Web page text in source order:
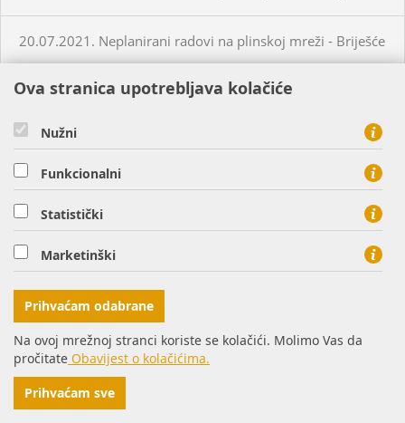
20.07.2021. Neplanirani radovi na plinskoj mreži - Briješće
21.07.2021. Planirani radovi na plinskoj mreži - Osijek
22.07.2021. Planirani radovi na plinskoj mreži - Virovitica
22.07.2021. Planirani radovi na plinskoj mreži - Osijek
22.07.2021. Neplanirani radovi na plinskoj mreži -
Turanovac
26.07.2021. Planirani radovi na plinskoj mreži - Donji
Miholjac
27.07.2021. Planirani radovi na plinskoj mreži - Višnjevac
Ova stranica upotrebljava kolačiće
Nužni
Funkcionalni
Statistički
Marketinški
Prihvaćam odabrane
Na ovoj mrežnoj stranci koriste se kolačići. Molimo Vas da
pročitate Obavijest o kolačićima.
Prihvaćam sve